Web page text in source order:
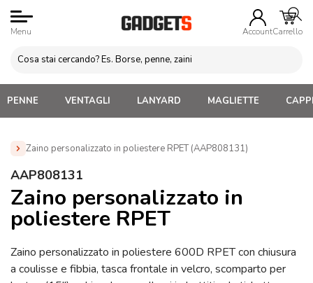
Menu AccountCarrello
PENNE VENTAGLI LANYARD MAGLIETTE
Zaino personalizzato in poliestere RPET (AAP808131)
Home » Zaini Personalizzati e Marsupi
(AAP808131)
AAP808131
Zaino personalizzato in
poliestere RPET
Zaino personalizzato in poliestere 600D RPET con chiusura
a coulisse e fibbia, tasca frontale in velcro, scomparto per